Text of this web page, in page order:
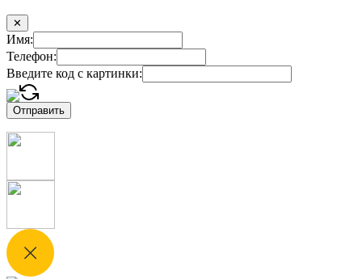
✕
Имя:
Телефон:
Введите код с картинки: